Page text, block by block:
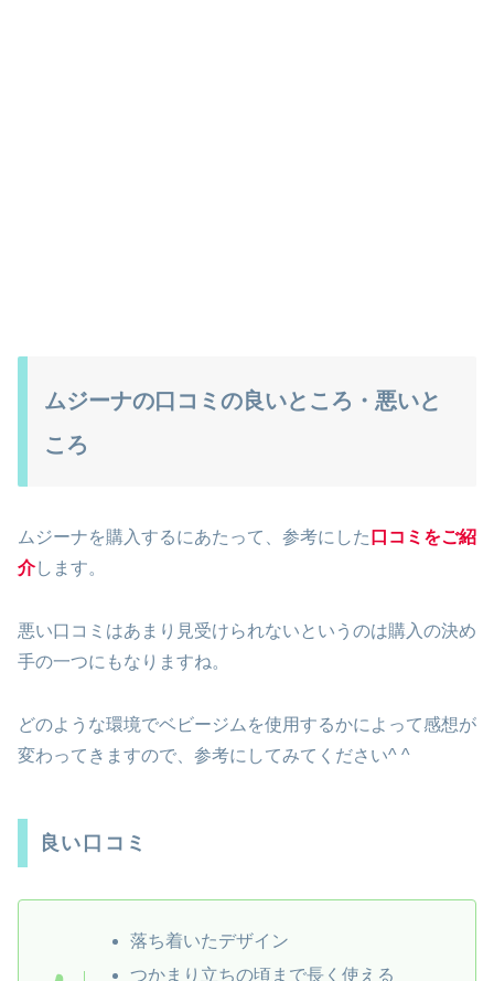
ムジーナの口コミの良いところ・悪いと
ころ
ムジーナを購入するにあたって、参考にした 口コミをご紹
介します。
悪い口コミはあまり見受けられないというのは購入の決め
手の一つにもなりますね。
どのような環境でベビージムを使用するかによって感想が
変わってきますので、参考にしてみてください^ ^
良い口コミ
落ち着いたデザイン
つかまり立ちの頃まで長く使える